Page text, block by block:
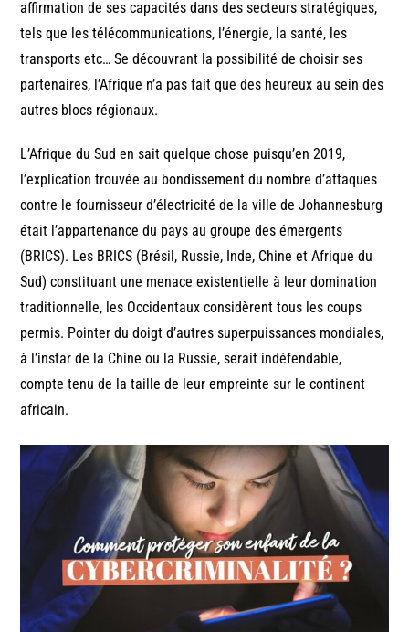
affirmation de ses capacités dans des secteurs stratégiques,
tels que les télécommunications, l’énergie, la santé, les
transports etc… Se découvrant la possibilité de choisir ses
partenaires, l’Afrique n’a pas fait que des heureux au sein des
autres blocs régionaux.
L’Afrique du Sud en sait quelque chose puisqu’en 2019,
l’explication trouvée au bondissement du nombre d’attaques
contre le fournisseur d’électricité de la ville de Johannesburg
était l’appartenance du pays au groupe des émergents
(BRICS). Les BRICS (Brésil, Russie, Inde, Chine et Afrique du
Sud) constituant une menace existentielle à leur domination
traditionnelle, les Occidentaux considèrent tous les coups
permis. Pointer du doigt d’autres superpuissances mondiales,
à l’instar de la Chine ou la Russie, serait indéfendable,
compte tenu de la taille de leur empreinte sur le continent
africain.